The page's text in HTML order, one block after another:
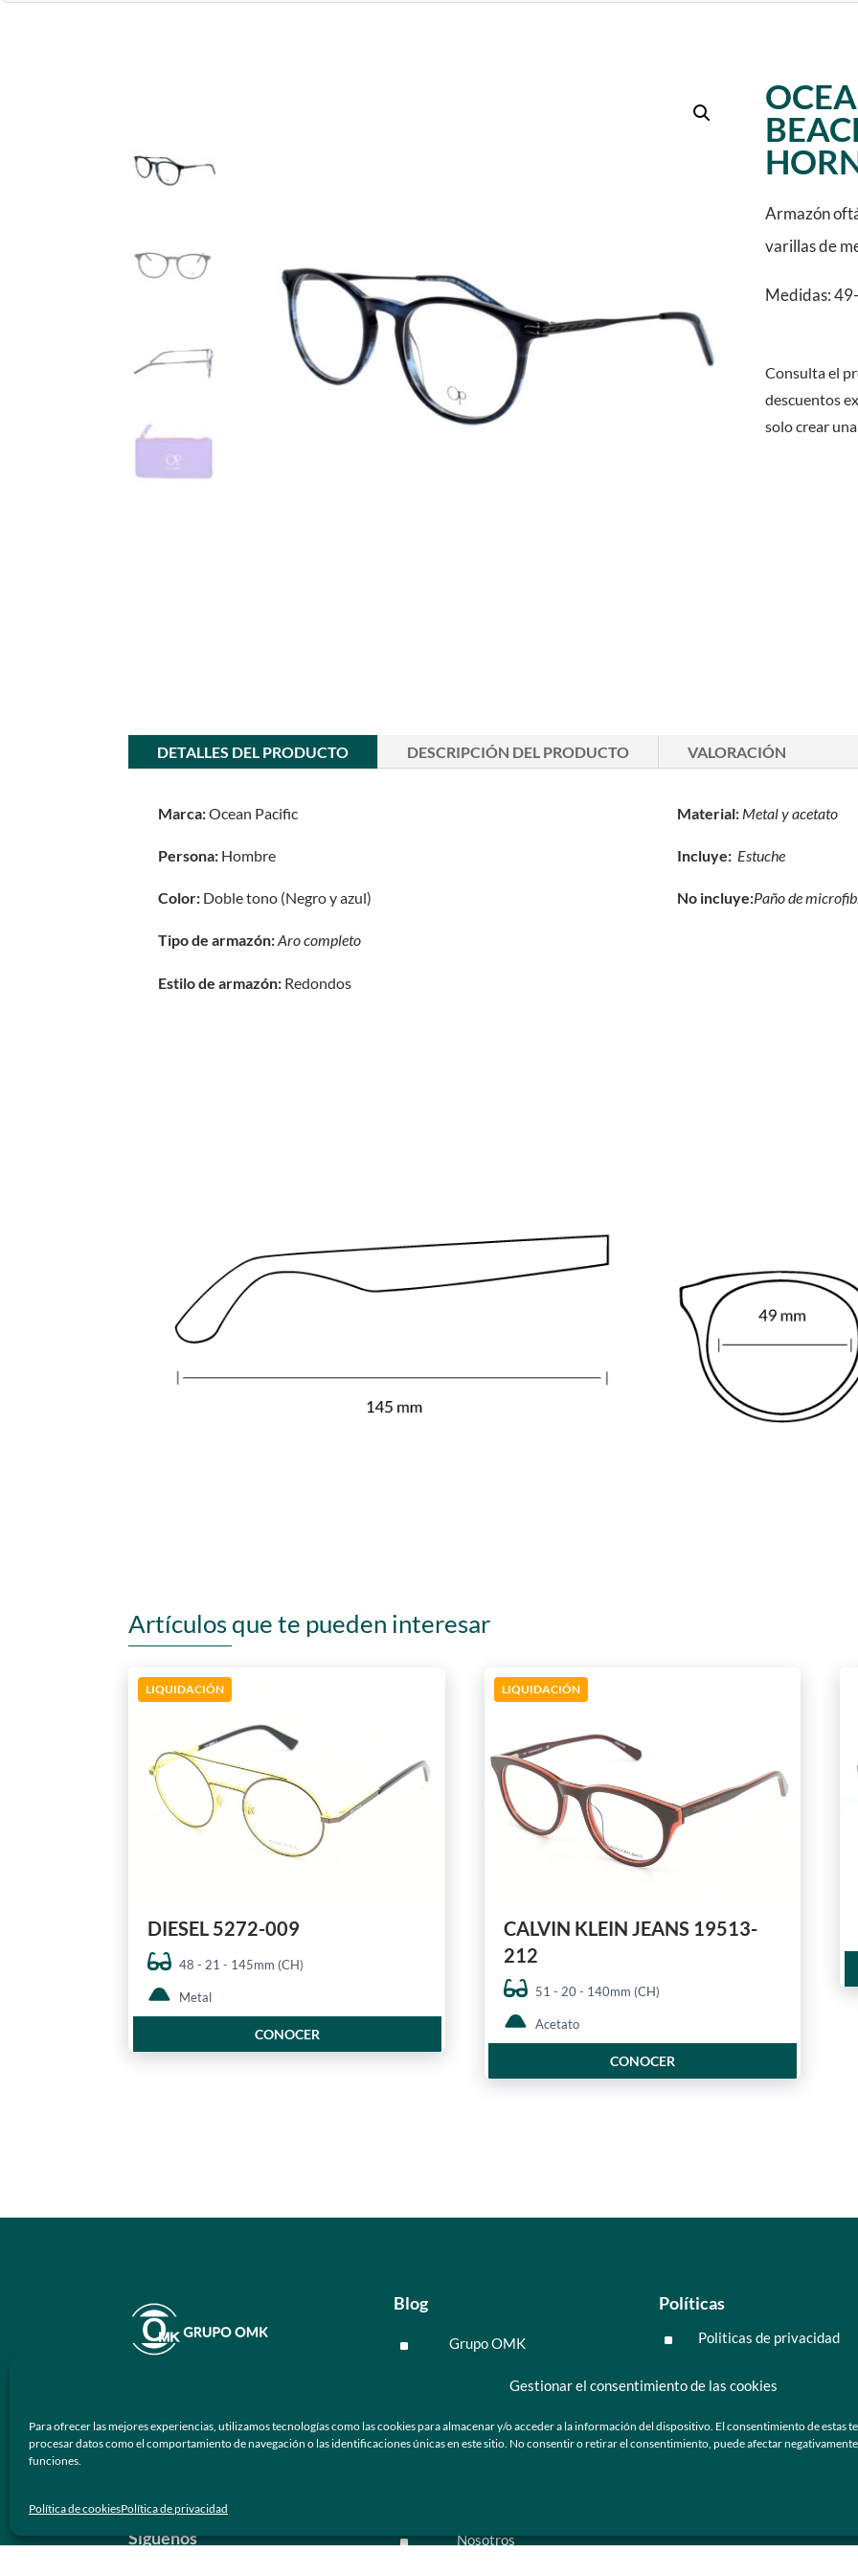
Gestionar el consentimiento de las cookies
Para ofrecer las mejores experiencias, utilizamos tecnologías como las cookies para almacenar y/o acceder a la información del dispositivo. El consentimiento de estas
procesar datos como el comportamiento de navegación o las identificaciones únicas en este sitio. No consentir o retirar el consentimiento, puede afectar
funciones.
Política de cookiesPolítica de privacidad
Armazón
varillas de
Medidas:
Consulta el
descuentos
solo crear
DETALLES DEL PRODUCTO DESCRIPCIÓN DEL PRODUCTO VALORACIÓN
Marca:Ocean Pacific Material: Metal y acetato
Persona: Hombre Incluye: Estuche
Color: Doble tono (Negro y azul) No incluye:Paño de
Tipo de armazón:Aro completo
Estilo de armazón: Redondos
Artículos que te pueden interesar
LIQUIDACIÓN
DIESEL 5272-009
48 - 21 - 145mm (CH)
Metal
CONOCER
LIQUIDACIÓN
CALVIN KLEIN JEANS 19513-
212
51 - 20 - 140mm (CH)
Acetato
CONOCER
atención de proveer armazones
ópticos y lentes de sol de calidad y
Síguenos
Blog
^ Grupo OMK
Salud y medicina
^ Tecnología
^ Nosotros
Políticas
^ Politicas de privacidad